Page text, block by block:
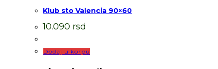
Klub sto Valencia 90×60
10.090 rsd
Dodaj u korpu